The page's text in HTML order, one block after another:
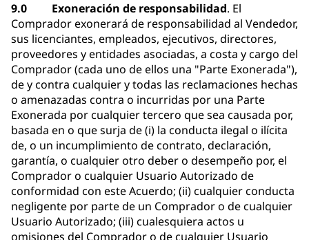
9.0 Exoneración de responsabilidad. El
Comprador exonerará de responsabilidad al Vendedor,
sus licenciantes, empleados, ejecutivos, directores,
proveedores y entidades asociadas, a costa y cargo del
Comprador (cada uno de ellos una "Parte Exonerada"),
de y contra cualquier y todas las reclamaciones hechas
o amenazadas contra o incurridas por una Parte
Exonerada por cualquier tercero que sea causada por,
basada en o que surja de (i) la conducta ilegal o ilícita
de, o un incumplimiento de contrato, declaración,
garantía, o cualquier otro deber o desempeño por, el
Comprador o cualquier Usuario Autorizado de
conformidad con este Acuerdo; (ii) cualquier conducta
negligente por parte de un Comprador o de cualquier
Usuario Autorizado; (iii) cualesquiera actos u
omisiones del Comprador o de cualquier Usuario